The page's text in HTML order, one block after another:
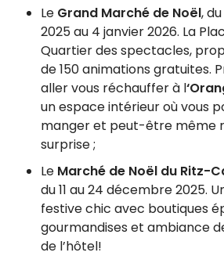
Le Grand Marché de Noël,
2025 au 4 janvier 2026. La
Quartier des spectacles,
de 150 animations gratuites.
aller vous réchauffer à l
un espace intérieur où vous
manger et peut-être même
surprise ;
Le Marché de Noël du Ritz-
du 11 au 24 décembre 2025.
festive chic avec boutiques
gourmandises et ambiance
de l’hôtel!